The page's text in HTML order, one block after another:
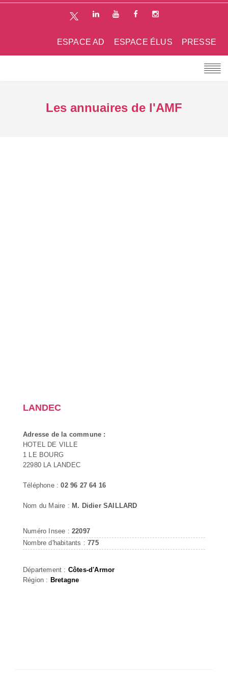
PRESSE
ESPACE ÉLUS
ESPACE AD
Les annuaires de l'AMF
LANDEC
Adresse de la commune :
HOTEL DE VILLE
1 LE BOURG
22980 LA LANDEC
Téléphone :02 96 27 64 16
Nom du Maire : M. Didier SAILLARD
Numéro Insee : 22097
Nombre d'habitants :775
Département : Côtes-d'Armor
Région : Bretagne